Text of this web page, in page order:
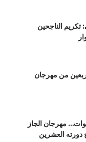
تكريم الناجحين
من مهرجان
مهرجان الجاز
العشرين